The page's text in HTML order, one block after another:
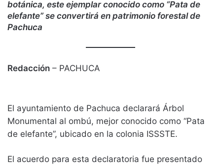
botánica, este ejemplar conocido como “Pata de
elefante” se convertirá en patrimonio forestal de
Pachuca
Redacción – PACHUCA
El ayuntamiento de Pachuca declarará Árbol
Monumental al ombú, mejor conocido como “Pata
de elefante”, ubicado en la colonia ISSSTE.
El acuerdo para esta declaratoria fue presentado